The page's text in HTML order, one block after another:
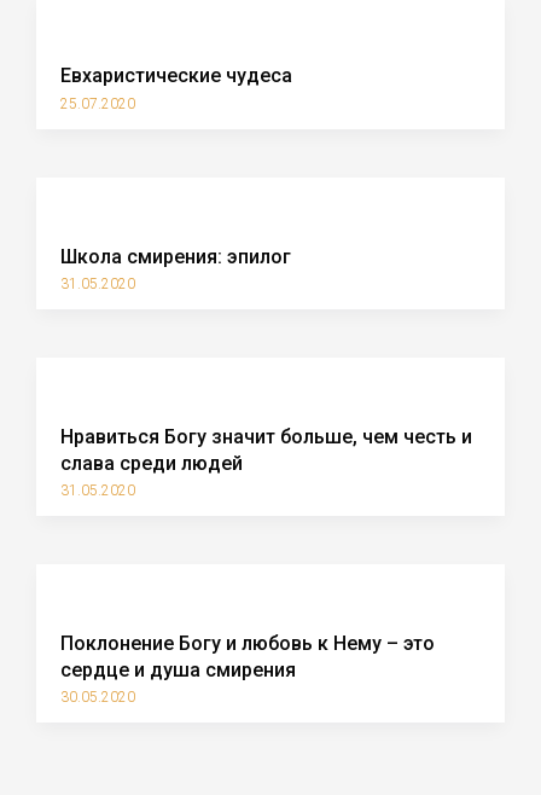
Евхаристические чудеса
25.07.2020
Школа смирения: эпилог
31.05.2020
Нравиться Богу значит больше, чем честь и
слава среди людей
31.05.2020
Поклонение Богу и любовь к Нему – это
сердце и душа смирения
30.05.2020